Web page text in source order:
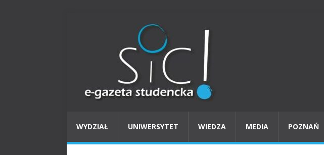
WYDZIAŁ UNIWERSYTET WIEDZA MEDIA POZNAŃ